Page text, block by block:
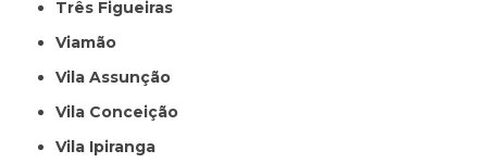
Três Figueiras
Viamão
Vila Assunção
Vila Conceição
Vila Ipiranga